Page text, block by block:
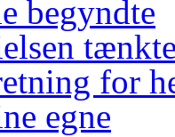
begyndte
for
egne